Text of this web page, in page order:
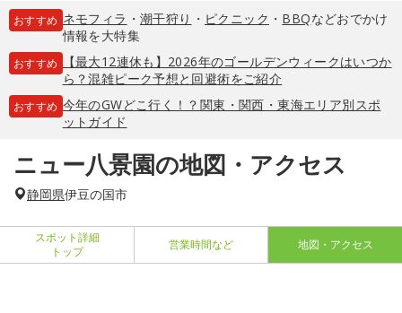
おすすめ ネモフィラ ・ 潮干狩り ・ ピクニック ・ BBQなどおでかけ
情報を大特集
おすすめ
【最大12連休も】2026年のゴールデンウィークはいつか
ら？混雑ピーク予想と回避術をご紹介
おすすめ 今年のGWどこ行く！？関東・関西・東海エリア別スポ
ットガイド
ニュー八景園の地図・アクセス
静岡県伊豆の国市
スポット詳細
トップ
営業時間など 地図・アクセス